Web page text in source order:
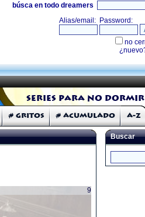
búsca en todo dreamers
Series para no dormir
# Gritos # Acumulado A-Z
9
Buscar